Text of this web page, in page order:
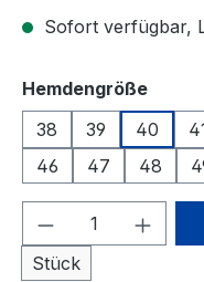
Sofort verfügbar,
Hemdengröße
38
39 40
46
47 48
Produkt
Stück